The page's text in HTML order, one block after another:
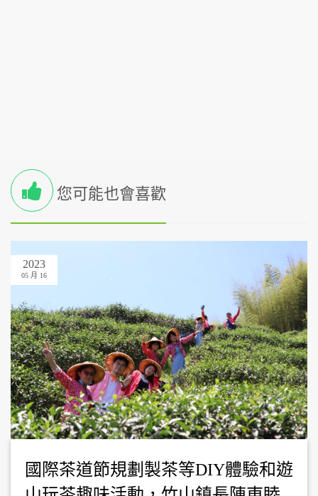
您可能也會喜歡
2023
05 月 16
國際茶道節規劃製茶等DIY體驗和遊